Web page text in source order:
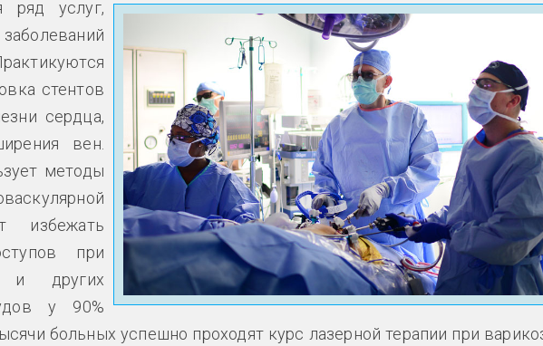
ряд услуг,
стентов
сердца,
вен.
методы
избежать
при
и других
у 90%
больных успешно проходят курс лазерной терапии при